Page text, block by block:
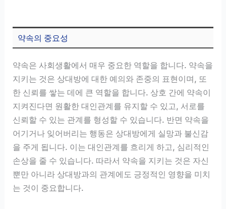
약속의 중요성
약속은 사회생활에서 매우 중요한 역할을 합니다. 약속을
지키는 것은 상대방에 대한 예의와 존중의 표현이며, 또
한 신뢰를 쌓는 데에 큰 역할을 합니다. 상호 간에 약속이
지켜진다면 원활한 대인관계를 유지할 수 있고, 서로를
신뢰할 수 있는 관계를 형성할 수 있습니다. 반면 약속을
어기거나 잊어버리는 행동은 상대방에게 실망과 불신감
을 주게 됩니다. 이는 대인관계를 흐리게 하고, 심리적인
손상을 줄 수 있습니다. 따라서 약속을 지키는 것은 자신
뿐만 아니라 상대방과의 관계에도 긍정적인 영향을 미치
는 것이 중요합니다.